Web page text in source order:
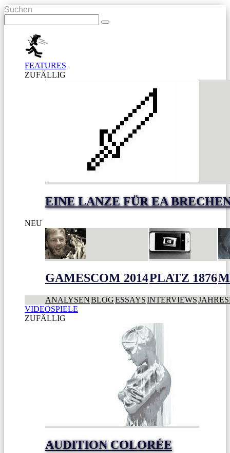
Suchen
FEATURES
ZUFÄLLIG
EINE LANZE FÜR EA
NEU
GAMESCOM 2014PLATZ 1876
ANALYSENBLOGESSAYSINTERVIEWS
VIDEOSPIELE
ZUFÄLLIG
AUDITION COLORÉE